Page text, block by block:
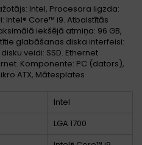
Intel, Procesora ligzda:
Intel® Core™ i9. Atbalstītās
iekšējā atmiņa: 96 GB,
glabāšanas diska interfeisi:
veidi: SSD. Ethernet
Komponente: PC (dators),
ATX, Mātesplates
Intel
LGA 1700